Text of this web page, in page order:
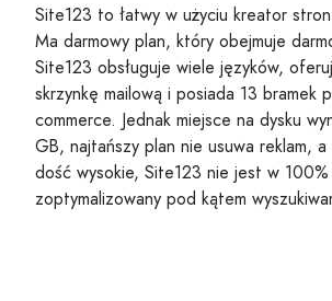
Site123 to łatwy w użyciu kreator
Ma darmowy plan, który obejmuje
Site123 obsługuje wiele języków,
skrzynkę mailową i posiada 13 bramek
commerce. Jednak miejsce na dysku
GB, najtańszy plan nie usuwa reklam,
dość wysokie, Site123 nie jest w 100%
zoptymalizowany pod kątem